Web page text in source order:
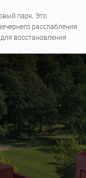
парк. Это
расслабления
восстановления